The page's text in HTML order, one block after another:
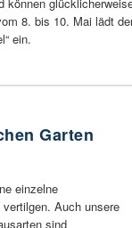
8. bis 10. Mai lädt
ein.
Garten
einzelne
Auch unsere
sind